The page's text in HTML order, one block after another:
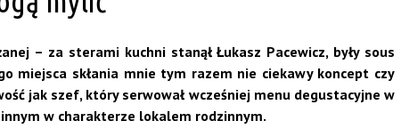
– za sterami kuchni stanął Łukasz Pacewicz, były sous
miejsca skłania mnie tym razem nie ciekawy koncept czy
jak szef, który serwował wcześniej menu degustacyjne w
w charakterze lokalem rodzinnym.